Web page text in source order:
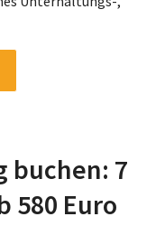
buchen: 7
580 Euro